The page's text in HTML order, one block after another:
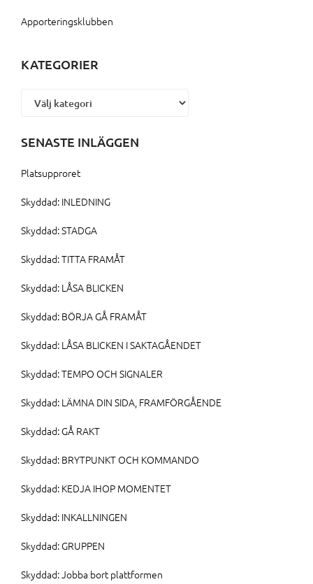
Apporteringsklubben
KATEGORIER
Kategorier
SENASTE INLÄGGEN
Platsupproret
Skyddad: INLEDNING
Skyddad: STADGA
Skyddad: TITTA FRAMÅT
Skyddad: LÅSA BLICKEN
Skyddad: BÖRJA GÅ FRAMÅT
Skyddad: LÅSA BLICKEN I SAKTAGÅENDET
Skyddad: TEMPO OCH SIGNALER
Skyddad: LÄMNA DIN SIDA, FRAMFÖRGÅENDE
Skyddad: GÅ RAKT
Skyddad: BRYTPUNKT OCH KOMMANDO
Skyddad: KEDJA IHOP MOMENTET
Skyddad: INKALLNINGEN
Skyddad: GRUPPEN
Skyddad: Jobba bort plattformen